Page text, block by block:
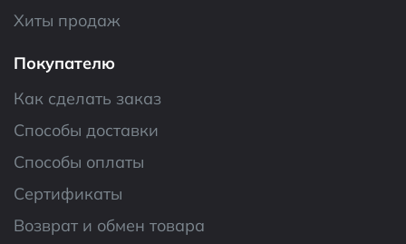
Хиты продаж
Покупателю
Как сделать заказ
Способы доставки
Способы оплаты
Сертификаты
Возврат и обмен товара